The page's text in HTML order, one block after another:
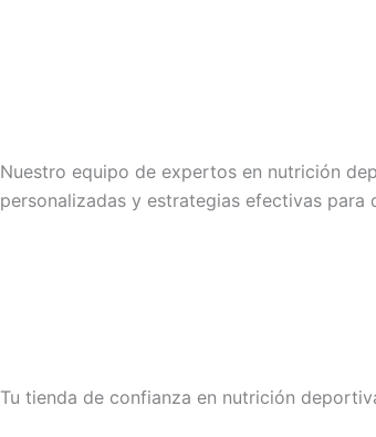
Nuestro equipo de expertos en nutrición
personalizadas y estrategias efectivas para
Tu tienda de confianza en nutrición